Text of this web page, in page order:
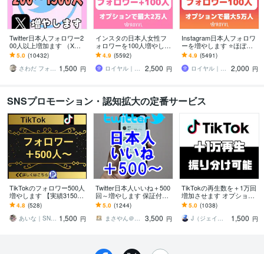
Twitter日本人フォロワー2
00人以上増加ます （X）
日本人のアクティブ フォ
ロワーを増やします。
5.0 (10432)
さわだ フォロワー31万人 1,500 円
インスタの日本人女性フ
ォロワーを100人増やしま
す ⭐️12月最新版・最大2万
人・Instagram⭐️
4.9 (5592)
ロイヤル｜SNSフォロワーサポート
2,500 円
Instagram日本人フォロワ
ーを増やします ⭐️ほぼ減
少なし・+100人～最大5万
人⭐️
4.9 (5491)
ロイヤル｜SNSフォロワーサポート
2,000 円
SNSプロモーション・認知拡大の定番サービス
TikTokのフォロワー500人
増やします 【実績3150件
以上】TikTokフォロワー
増加／減少保証有
4.8 (528)
あいな｜SNS集客のお手伝い 1,500 円
Twitter日本人いいね＋500
回～増やします 保証付！
振り分け可！1000いい
ね、最大2千まで宣伝拡散
5.0 (1244)
まさやん＠仕事と生活を安心安全にお手伝い
3,500 円
TikTokの再生数を＋1万回
増加させます オプション
でいいね、セーブ、シェ
ア、コメントなどカスタ
ム可能
5.0 (1038)
J（ジェイ）│SNSサポーター
1,500 円